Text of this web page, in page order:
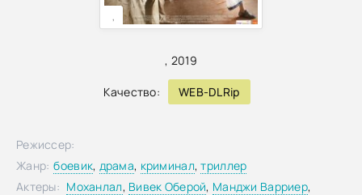
, 2019
Качество: WEB-DLRip
,
Режиссер:
Жанр: боевик, драма, криминал,триллер
Актеры: Моханлал, Вивек Оберой, Манджи Варриер,